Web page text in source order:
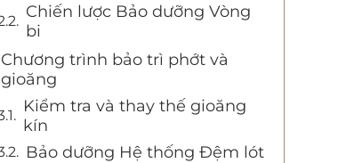
Chiến lược Bảo dưỡng Vòng
bi
Chương trình bảo trì phớt và
gioăng
Kiểm tra và thay thế gioăng
kín
Bảo dưỡng Hệ thống Đệm lót